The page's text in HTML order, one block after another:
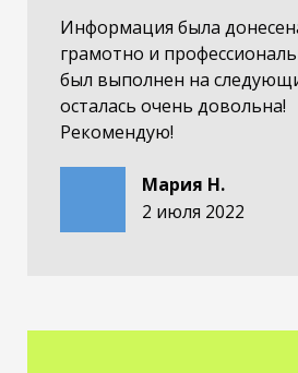
Информация была
грамотно и
был выполнен на
осталась очень довольна!
Рекомендую!
Мария Н.
2 июля 2022